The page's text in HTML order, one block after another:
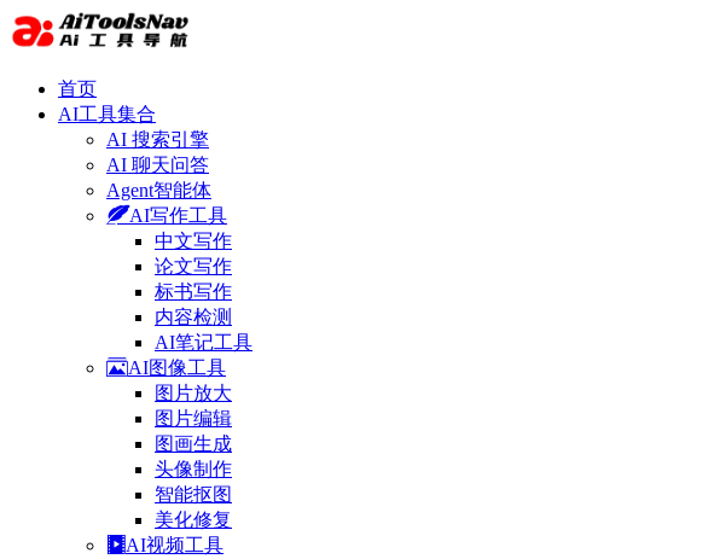
首页
AI工具集合
AI 搜索引擎
AI 聊天问答
Agent智能体
AI写作工具
中文写作
论文写作
标书写作
内容检测
AI笔记工具
AI图像工具
图片放大
图片编辑
图画生成
头像制作
智能抠图
美化修复
AI视频工具